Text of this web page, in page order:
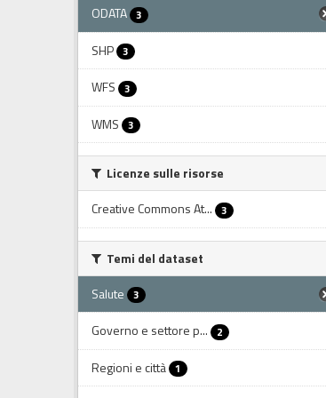
ODATA 3
SHP 3
WFS 3
WMS 3
Licenze sulle risorse
Creative Commons At... 3
Temi del dataset
Salute 3
Governo e settore p... 2
Regioni e città 1